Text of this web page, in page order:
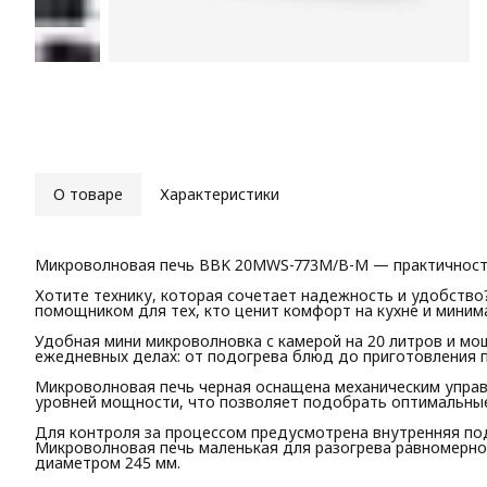
О товаре Характеристики
Микроволновая печь BBK 20MWS-773M/B-M —
Хотите технику, которая сочетает надежность и
помощником для тех, кто ценит комфорт на кухне и
Удобная мини микроволновка с камерой на 20 литров и
ежедневных делах: от подогрева блюд до приготовления
Микроволновая печь черная оснащена механическим
уровней мощности, что позволяет подобрать
Для контроля за процессом предусмотрена внутренняя
Микроволновая печь маленькая для разогрева
диаметром 245 мм.